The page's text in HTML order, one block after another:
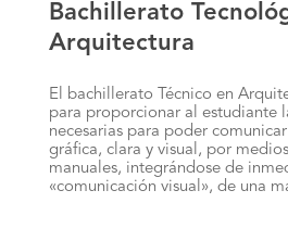
Bachillerato
Arquitectura
El bachillerato Técnico en
para proporcionar al estudiante
necesarias para poder
gráfica, clara y visual, por
manuales, integrándose de
«comunicación visual», de una